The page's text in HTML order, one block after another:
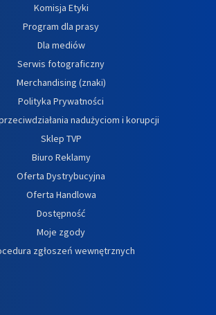
Komisja Etyki
Program dla prasy
Dla mediów
Serwis fotograficzny
Merchandising (znaki)
Polityka Prywatności
nadużyciom i korupcji
Sklep TVP
Biuro Reklamy
Oferta Dystrybucyjna
Oferta Handlowa
Dostępność
Moje zgody
zgłoszeń wewnętrznych